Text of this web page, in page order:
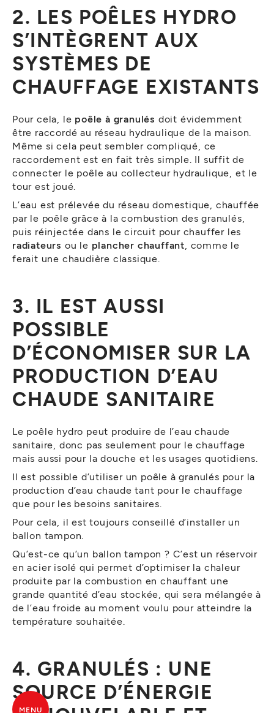
2. LES POÊLES HYDRO
S’INTÈGRENT AUX
SYSTÈMES DE
CHAUFFAGE EXISTANTS
Pour cela, le poêle à granulés doit évidemment
être raccordé au réseau hydraulique de la maison.
Même si cela peut sembler compliqué, ce
raccordement est en fait très simple. Il suffit de
connecter le poêle au collecteur hydraulique, et le
tour est joué.
L’eau est prélevée du réseau domestique, chauffée
par le poêle grâce à la combustion des granulés,
puis réinjectée dans le circuit pour chauffer les
radiateurs ou le plancher chauffant , comme le
ferait une chaudière classique.
3. IL EST AUSSI
POSSIBLE
D’ÉCONOMISER SUR LA
PRODUCTION D’EAU
CHAUDE SANITAIRE
Le poêle hydro peut produire de l’eau chaude
sanitaire, donc pas seulement pour le chauffage
mais aussi pour la douche et les usages quotidiens.
Il est possible d’utiliser un poêle à granulés pour la
production d’eau chaude tant pour le chauffage
que pour les besoins sanitaires.
Pour cela, il est toujours conseillé d’installer un
ballon tampon.
Qu’est-ce qu’un ballon tampon ? C’est un réservoir
en acier isolé qui permet d’optimiser la chaleur
produite par la combustion en chauffant une
grande quantité d’eau stockée, qui sera mélangée à
de l’eau froide au moment voulu pour atteindre la
température souhaitée.
4. GRANULÉS : UNE
SOURCE D’ÉNERGIE
MENU